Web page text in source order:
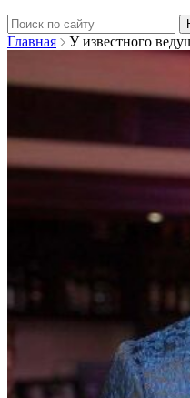
Найти:
Главная
У известного